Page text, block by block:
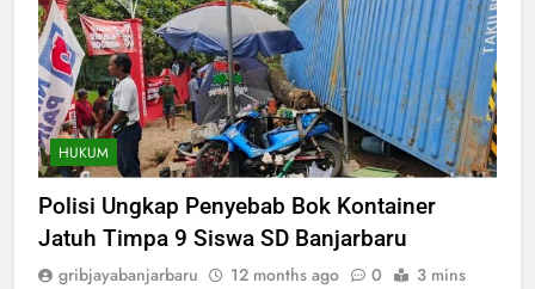
HUKUM
Polisi Ungkap Penyebab Bok Kontainer
Jatuh Timpa 9 Siswa SD Banjarbaru
gribjayabanjarbaru 12 months ago 0 3 mins